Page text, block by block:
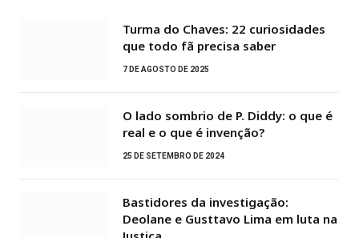
Turma do Chaves: 22 curiosidades
que todo fã precisa saber
7 DE AGOSTO DE 2025
O lado sombrio de P. Diddy: o que é
real e o que é invenção?
25 DE SETEMBRO DE 2024
Bastidores da investigação:
Deolane e Gusttavo Lima em luta na